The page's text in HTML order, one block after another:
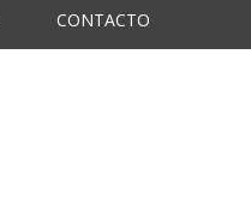
CONTACTO